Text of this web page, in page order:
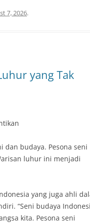
7, 2026.
yang Tak
dan budaya. Pesona seni
luhur ini menjadi
yang juga ahli
“Seni budaya
kita. Pesona seni